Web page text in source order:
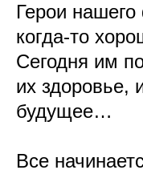
Герои
когда-то
Сегодня им
их здоровье,
будущее…
Все